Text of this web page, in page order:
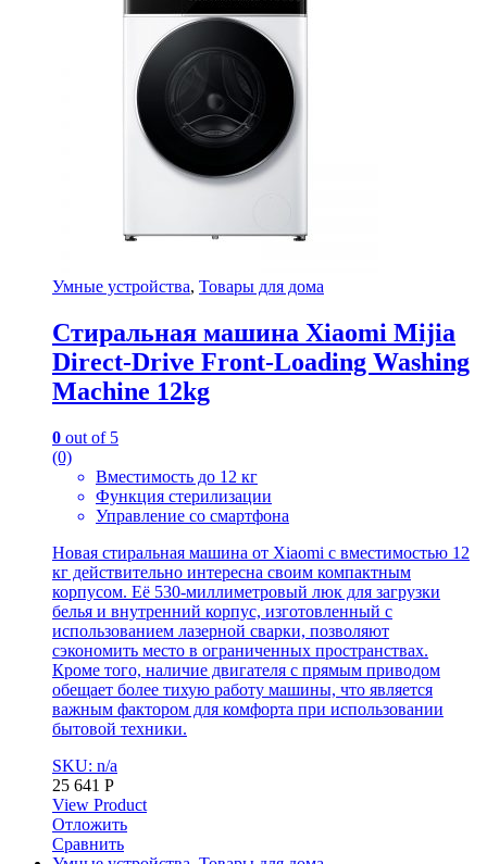
Умные устройства, Товары для дома
Стиральная машина Xiaomi Mijia
Direct-Drive Front-Loading Washing
Machine 12kg
0 out of 5
(0)
Вместимость до 12 кг
Функция стерилизации
Управление со смартфона
Новая стиральная машина от Xiaomi с вместимостью 12
кг действительно интересна своим компактным
корпусом. Её 530-миллиметровый люк для загрузки
белья и внутренний корпус, изготовленный с
использованием лазерной сварки, позволяют
сэкономить место в ограниченных пространствах.
Кроме того, наличие двигателя с прямым приводом
обещает более тихую работу машины, что является
важным фактором для комфорта при использовании
бытовой техники.
SKU: n/a
25 641 Р
View Product
Отложить
Сравнить